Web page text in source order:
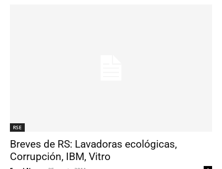
RSE
Breves de RS: Lavadoras ecológicas,
Corrupción, IBM, Vitro